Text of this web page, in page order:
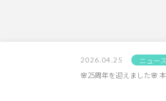
2026.04.25
ニュース
🌸25周年を迎えました🌸